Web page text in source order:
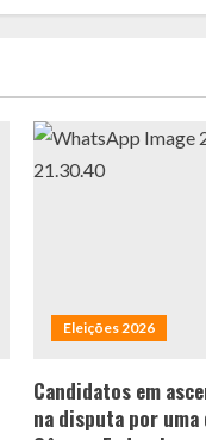
Eleições 2026
Candidatos em
na disputa por uma